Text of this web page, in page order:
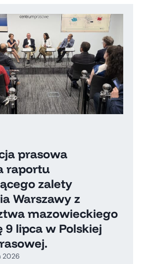
prasowa
raportu
zalety
Warszawy z
mazowieckiego
9 lipca w Polskiej
2026